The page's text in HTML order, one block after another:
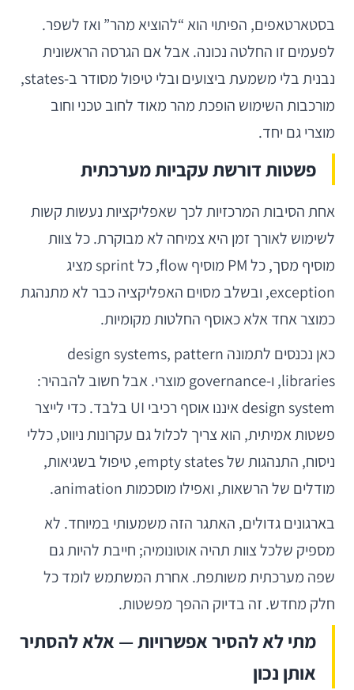
בסטארטאפים, הפיתוי הוא “להוציא מהר” ואז לשפר.
לפעמים זו החלטה נכונה. אבל אם הגרסה הראשונית
נבנית בלי משמעת ביצועים ובלי טיפול מסודר ב-states,
מורכבות השימוש הופכת מהר מאוד לחוב טכני וחוב
מוצרי גם יחד.
פשטות דורשת עקביות מערכתית
אחת הסיבות המרכזיות לכך שאפליקציות נעשות קשות
לשימוש לאורך זמן היא צמיחה לא מבוקרת. כל צוות
מוסיף מסך, כל PM מוסיף flow, כל sprint מציג
exception, ובשלב מסוים האפליקציה כבר לא מתנהגת
כמוצר אחד אלא כאוסף החלטות מקומיות.
כאן נכנסים לתמונה design systems, pattern
libraries, ו-governance מוצרי. אבל חשוב להבהיר:
design system איננו אוסף רכיבי UI בלבד. כדי לייצר
פשטות אמיתית, הוא צריך לכלול גם עקרונות ניווט, כללי
ניסוח, התנהגות של empty states, טיפול בשגיאות,
מודלים של הרשאות, ואפילו מוסכמות animation.
בארגונים גדולים, האתגר הזה משמעותי במיוחד. לא
מספיק שלכל צוות תהיה אוטונומיה; חייבת להיות גם
שפה מערכתית משותפת. אחרת המשתמש לומד כל
חלק מחדש. זה בדיוק ההפך מפשטות.
מתי לא להסיר אפשרויות — אלא להסתיר
אותן נכון